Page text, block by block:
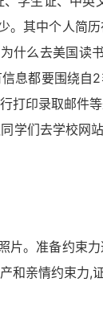
。其中个人简
什么去美国读
息都要围绕自
打印录取邮件
学们去学校网
片。准备约束
和亲情约束力,